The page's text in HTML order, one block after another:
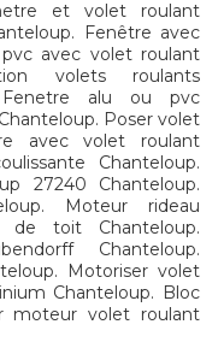
et volet roulant
Fenêtre avec
avec volet roulant
volets roulants
Fenetre alu ou pvc
Poser volet
avec volet roulant
Chanteloup.
27240 Chanteloup.
Moteur rideau
de toit Chanteloup.
Chanteloup.
Motoriser volet
Chanteloup. Bloc
moteur volet roulant